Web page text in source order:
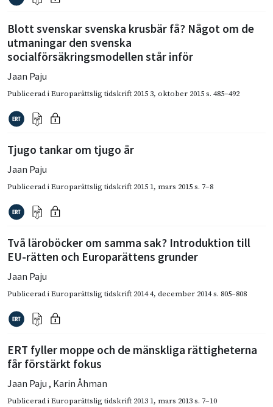
Blott svenskar svenska krusbär få? Något om de
utmaningar den svenska
socialförsäkringsmodellen står inför
Jaan Paju
Publicerad iEuroparättslig tidskrift 2015 3, oktober 2015s. 485–492
Tjugo tankar om tjugo år
Jaan Paju
Publicerad iEuroparättslig tidskrift 2015 1, mars 2015s. 7–8
Två läroböcker om samma sak? Introduktion till
EU-rätten och Europarättens grunder
Jaan Paju
Publicerad iEuroparättslig tidskrift 2014 4, december 2014s. 805–808
ERT fyller moppe och de mänskliga rättigheterna
får förstärkt fokus
Jaan Paju , Karin Åhman
Publicerad iEuroparättslig tidskrift 2013 1, mars 2013s. 7–10